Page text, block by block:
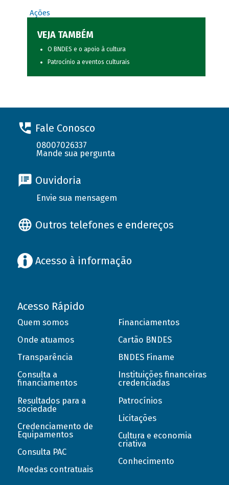
Ações
VEJA TAMBÉM
O BNDES e o apoio à cultura
Patrocínio a eventos culturais
Fale Conosco
08007026337
Mande sua pergunta
Ouvidoria
Envie sua mensagem
Outros telefones e endereços
Acesso à informação
Acesso Rápido
Quem somos
Onde atuamos
Transparência
Consulta a
financiamentos
Resultados para a
sociedade
Credenciamento de
Equipamentos
Consulta PAC
Moedas contratuais
Financiamentos
Cartão BNDES
BNDES Finame
Instituições financeiras
credenciadas
Patrocínios
Licitações
Cultura e economia
criativa
Conhecimento